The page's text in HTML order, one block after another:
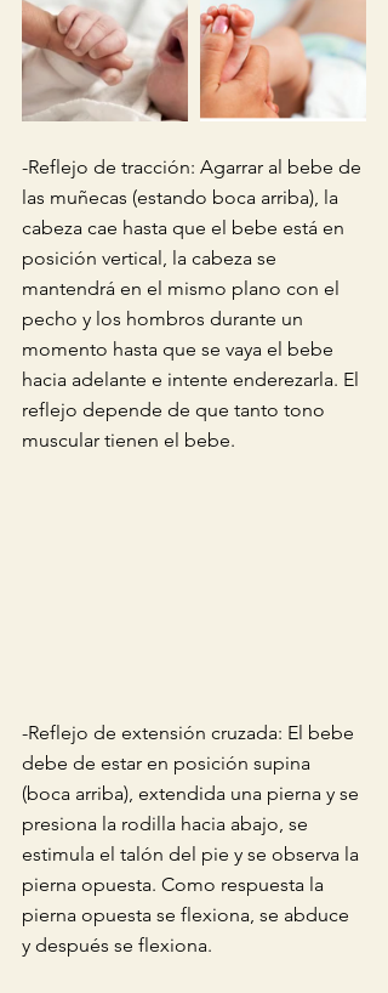
-Reflejo de tracción: Agarrar al bebe de
las muñecas (estando boca arriba), la
cabeza cae hasta que el bebe está en
posición vertical, la cabeza se
mantendrá en el mismo plano con el
pecho y los hombros durante un
momento hasta que se vaya el bebe
hacia adelante e intente enderezarla. El
reflejo depende de que tanto tono
muscular tienen el bebe.
-Reflejo de extensión cruzada: El bebe
debe de estar en posición supina
(boca arriba), extendida una pierna y se
presiona la rodilla hacia abajo, se
estimula el talón del pie y se observa la
pierna opuesta. Como respuesta la
pierna opuesta se flexiona, se abduce
y después se flexiona.